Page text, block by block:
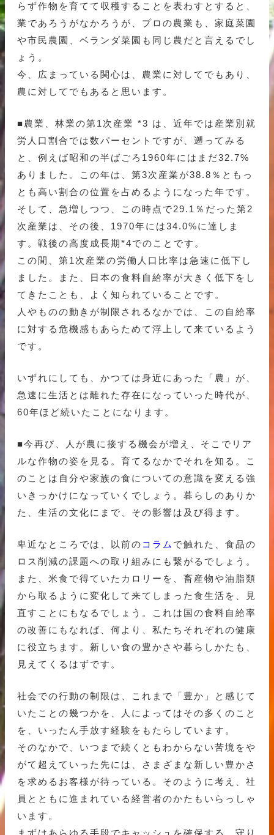
らず作物を育てて収穫することを表わすとすると、
業であろうがなかろうが、プロの農業も、家庭菜園
や市民農園、ベランダ菜園も同じ農だと言えるでし
ょう。
今、広まっている関心は、農業に対してでもあり、
農に対してでもあると思います。
■農業、林業の第1次産業 *3 は、近年では産業別就
労人口割合では数パーセントですが、遡ってみる
と、例えば昭和の半ばごろ1960年にはまだ32.7%
ありました。この年は、第3次産業が38.8％ともっ
とも高い割合の位置を占めるようになった年です。
そして、急増しつつ、この時点で29.1％だった第2
次産業は、その後、1970年には34.0%に達しま
す。戦後の高度成長期*4でのことです。
この間、第1次産業の労働人口比率は急速に低下し
ました。また、日本の食料自給率が大きく低下をし
てきたことも、よく知られていることです。
人やものの動きが制限されるなかでは、この自給率
に対する危機感もあらためて浮上して来ているよう
です。
いずれにしても、かつては身近にあった「農」が、
急速に生活とは離れた存在になっていった時代が、
60年ほど続いたことになります。
■今再び、人が農に接する機会が増え、そこでリア
ルな作物の姿を見る。育てるなかでそれを知る。こ
のことは自分や家族の食についての意識を変える強
いきっかけになっていくでしょう。暮らしのありか
た、生活の文化にまで、その影響は及び得ます。
卑近なところでは、以前の コラム で触れた、食品の
ロス削減の課題への取り組みにも繋がるでしょう。
また、米食で得ていたカロリーを、畜産物や油脂類
から取るように変化して来てしまった食生活を、見
直すことにもなるでしょう。これは国の食料自給率
の改善にもなれば、何より、私たちそれぞれの健康
に役立ちます。新しい食の豊かさや暮らしかたも、
見えてくるはずです。
社会での行動の制限は、これまで「豊か」と感じて
いたことの幾つかを、人によってはその多くのこと
を、いったん手放す経験をもたらしています。
そのなかで、いつまで続くともわからない苦境をや
がて超えていった先には、さまざまな新しい豊かさ
を求めるお客様が待っている。そのように考え、社
員とともに進まれている経営者のかたもいらっしゃ
います。